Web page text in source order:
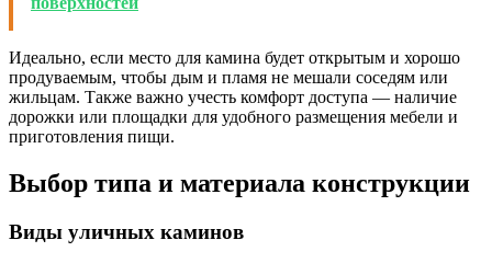
Идеально, если место для камина будет открытым и хорошо
продуваемым, чтобы дым и пламя не мешали соседям или
жильцам. Также важно учесть комфорт доступа — наличие
дорожки или площадки для удобного размещения мебели и
приготовления пищи.
Выбор типа и материала конструкции
Виды уличных каминов